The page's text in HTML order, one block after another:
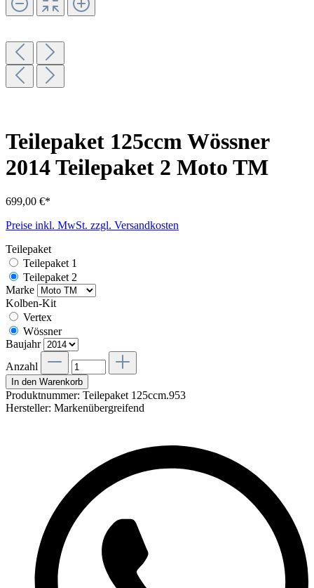
Teilepaket 125ccm Wössner
2014 Teilepaket 2 Moto TM
699,00 €*
Preise inkl. MwSt. zzgl. Versandkosten
Teilepaket
Teilepaket 1
Teilepaket 2
Marke
Kolben-Kit
Vertex
Wössner
Baujahr
Anzahl
In den Warenkorb
Produktnummer: Teilepaket 125ccm.953
Hersteller: Markenübergreifend